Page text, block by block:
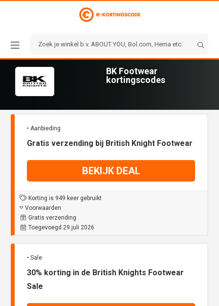
BK Footwear
kortingscodes
• Aanbieding
Gratis verzending bij British Knight Footwear
BEKIJK DEAL
Korting is 949 keer gebruikt
Voorwaarden
Gratis verzending
Toegevoegd 29 juli 2026
• Sale
30% korting in de British Knights Footwear
Sale